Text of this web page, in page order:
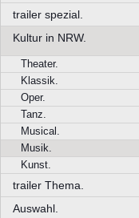
trailer spezial.
Kultur in NRW.
Theater.
Klassik.
Oper.
Tanz.
Musical.
Musik.
Kunst.
trailer Thema.
Auswahl.